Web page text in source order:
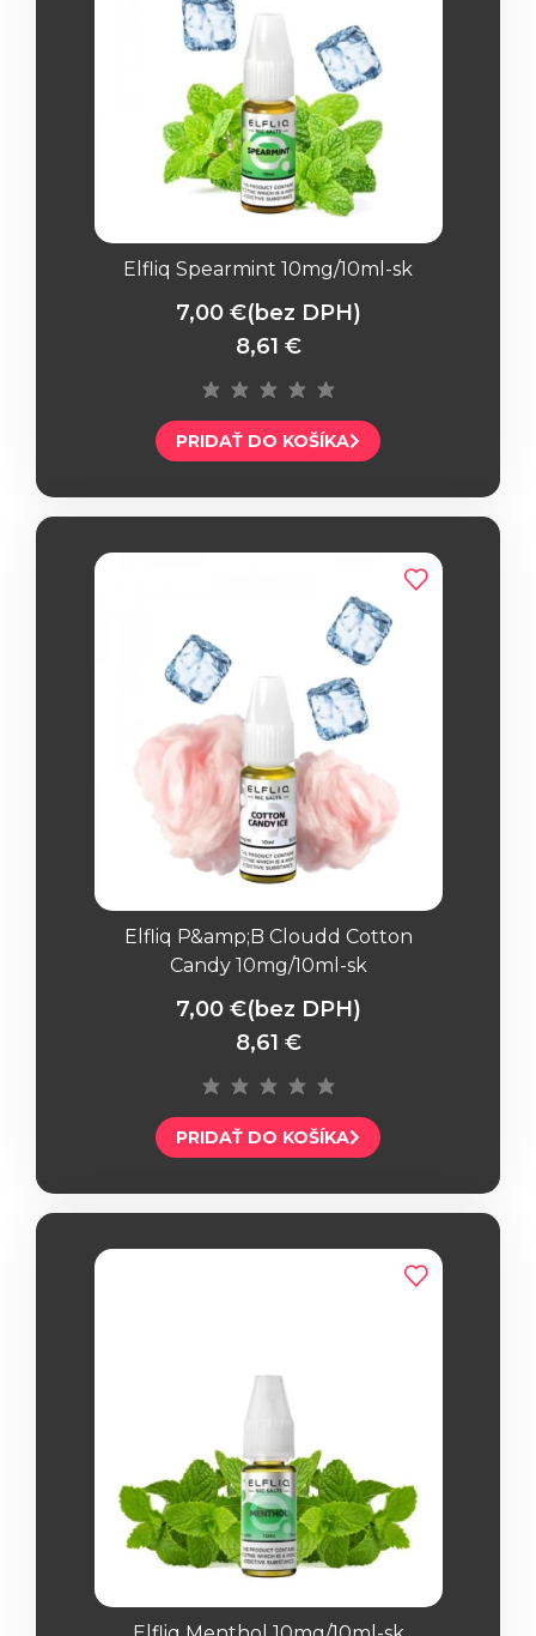
Elfliq Spearmint 10mg/10ml-sk
7,00 €(bez DPH)
8,61 €
PRIDAŤ DO KOŠÍKA
Elfliq P&amp;B Cloudd Cotton
Candy 10mg/10ml-sk
7,00 €(bez DPH)
8,61 €
PRIDAŤ DO KOŠÍKA